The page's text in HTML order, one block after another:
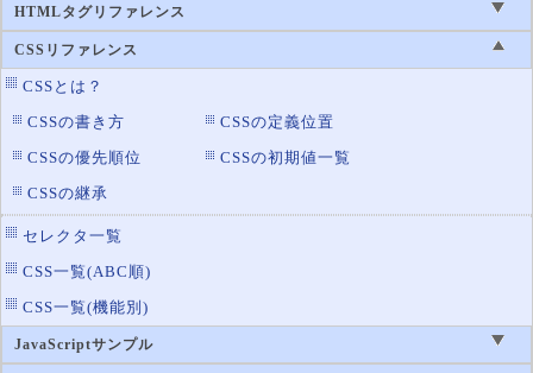
font-synthesis
太字や斜体を持たないフォントの表示方
法
font-variant フォントの変換ルール
代替文字の置き換え指定
font-variant-caps 英大文字での表示制御
font-variant-east-asia
n
漢字の表示指定
font-variant-numeric
font-variant-position
font-weight
HTMLタグリファレンス
CSSリファレンス
CSSとは？
CSSの書き方
CSSの定義位置
CSSの優先順位
CSSの初期値一覧
CSSの継承
セレクタ一覧
CSS一覧(ABC順)
CSS一覧(機能別)
JavaScriptサンプル